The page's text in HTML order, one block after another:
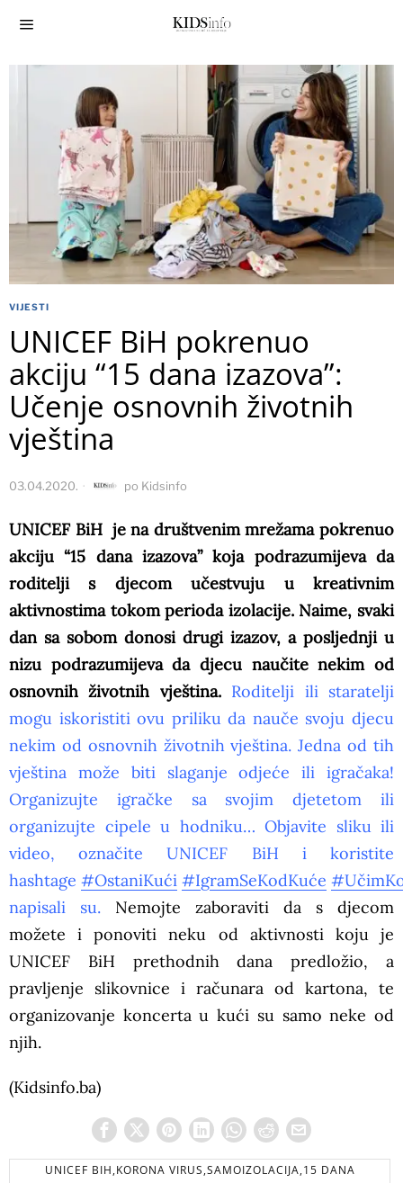
VIJESTI
UNICEF BiH pokrenuo
akciju “15 dana izazova”:
Učenje osnovnih životnih
vještina
03.04.2020. po Kidsinfo
UNICEF BiH je na društvenim mrežama pokrenuo
akciju “15 dana izazova” koja podrazumijeva da
roditelji s djecom učestvuju u kreativnim
aktivnostima tokom perioda izolacije. Naime, svaki
dan sa sobom donosi drugi izazov, a posljednji u
nizu podrazumijeva da djecu naučite nekim od
osnovnih životnih vještina. Roditelji ili staratelji
mogu iskoristiti ovu priliku da nauče svoju djecu
nekim od osnovnih životnih vještina. Jedna od tih
vještina može biti slaganje odjeće ili igračaka!
Organizujte igračke sa svojim djetetom ili
organizujte cipele u hodniku… Objavite sliku ili
video, označite UNICEF BiH i koristite
hashtage #OstaniKući #IgramSeKodKuće
napisali su. Nemojte zaboraviti da s djecom
možete i ponoviti neku od aktivnosti koju je
UNICEF BiH prethodnih dana predložio, a
pravljenje slikovnice i računara od kartona, te
organizovanje koncerta u kući su samo neke od
njih.
(Kidsinfo.ba)
UNICEF BIH,KORONA VIRUS,SAMOIZOLACIJA,15 DANA